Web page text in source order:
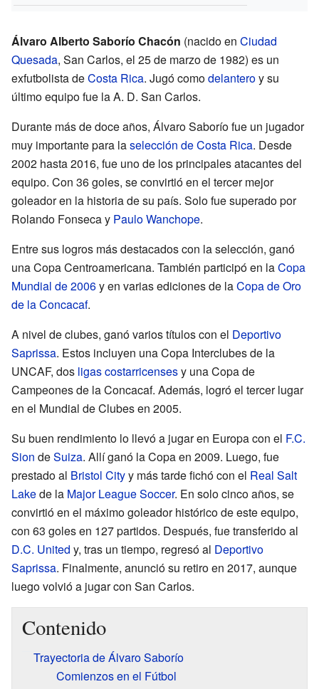
Álvaro Alberto Saborío Chacón (nacido en Ciudad
Quesada, San Carlos, el 25 de marzo de 1982) es un
exfutbolista deCosta Rica. Jugó comodelanteroy su
último equipo fue la A. D. San Carlos.
Durante más de doce años, Álvaro Saborío fue un jugador
muy importante para laselección de Costa Rica. Desde
2002 hasta 2016, fue uno de los principales atacantes del
equipo. Con 36 goles, se convirtió en el tercer mejor
goleador en la historia de su país. Solo fue superado por
Rolando Fonseca y Paulo Wanchope.
Entre sus logros más destacados con la selección, ganó
una Copa Centroamericana. También participó en laCopa
Mundial de 2006y en varias ediciones de laCopa de Oro
de la Concacaf.
A nivel de clubes, ganó varios títulos con el Deportivo
Saprissa. Estos incluyen una Copa Interclubes de la
UNCAF, dos ligas costarricensesy una Copa de
Campeones de la Concacaf. Además, logró el tercer lugar
en el Mundial de Clubes en 2005.
Su buen rendimiento lo llevó a jugar en Europa con el F.C.
Sion deSuiza. Allí ganó la Copa en 2009. Luego, fue
prestado al Bristol Cityy más tarde fichó con el Real Salt
Lakede la Major League Soccer. En solo cinco años, se
convirtió en el máximo goleador histórico de este equipo,
con 63 goles en 127 partidos. Después, fue transferido al
D.C. United y, tras un tiempo, regresó al Deportivo
Saprissa. Finalmente, anunció su retiro en 2017, aunque
luego volvió a jugar con San Carlos.
Contenido
Trayectoria de Álvaro Saborío
Comienzos en el Fútbol